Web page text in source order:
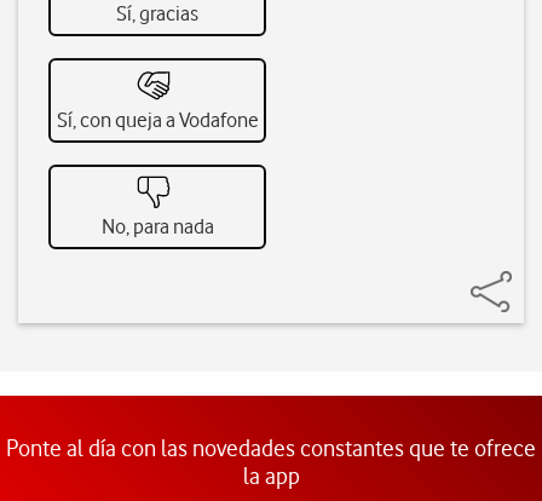
Sí, gracias
Sí, con queja a Vodafone
No, para nada
Ponte al día con las novedades constantes que te ofrece
la app